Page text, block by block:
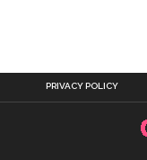
PRIVACY POLICY